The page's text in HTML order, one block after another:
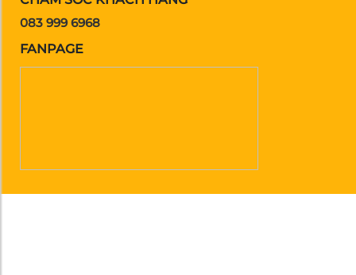
083 999 6968
FANPAGE